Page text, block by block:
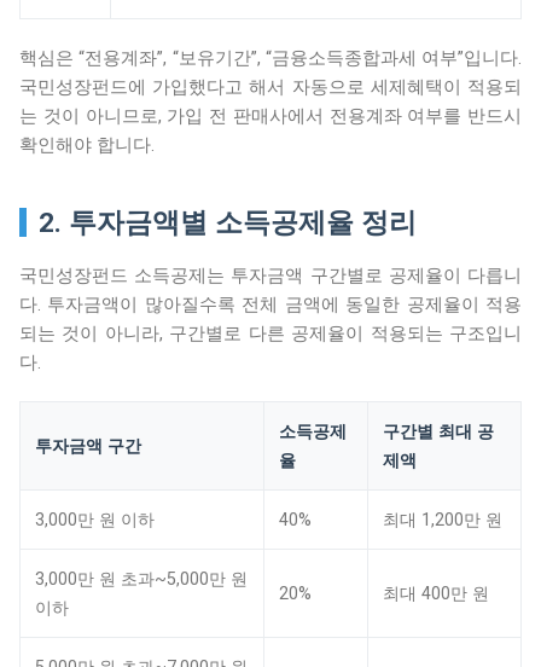
핵심은 “전용계좌”, “보유기간”, “금융소득종합과세 여부”입니다.
국민성장펀드에 가입했다고 해서 자동으로 세제혜택이 적용되
는 것이 아니므로, 가입 전 판매사에서 전용계좌 여부를 반드시
확인해야 합니다.
2. 투자금액별 소득공제율 정리
국민성장펀드 소득공제는 투자금액 구간별로 공제율이 다릅니
다. 투자금액이 많아질수록 전체 금액에 동일한 공제율이 적용
되는 것이 아니라, 구간별로 다른 공제율이 적용되는 구조입니
다.
투자금액 구간
소득공제
율
구간별 최대 공
제액
3,000만 원 이하 40% 최대 1,200만 원
3,000만 원 초과~5,000만 원
이하
20% 최대 400만 원